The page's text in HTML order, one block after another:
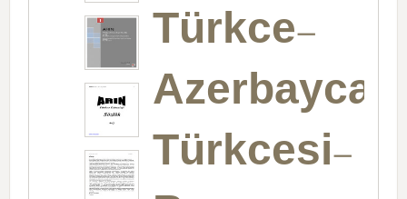
Türkce-
Azerbaycan
Türkcesi-